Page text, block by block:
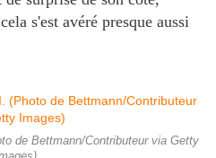
s'est avéré presque aussi
de Bettmann/Contributeur via Getty